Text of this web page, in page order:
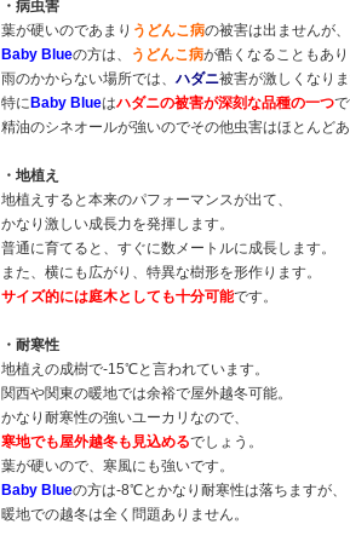
・病虫害
葉が硬いのであまり うどんこ病の被害は出ませんが、
Baby Blueの方は、 うどんこ病が酷くなることもあり
雨のかからない場所では、ハダニ被害が激しくなりま
特に Baby Blueはハダニの被害が深刻な品種の一つで
精油のシネオールが強いのでその他虫害はほとんどあ
・地植え
地植えすると本来のパフォーマンスが出て、
かなり激しい成長力を発揮します。
普通に育てると、すぐに数メートルに成長します。
また、横にも広がり、特異な樹形を形作ります。
サイズ的には庭木としても十分可能です。
・耐寒性
地植えの成樹で-15℃と言われています。
関西や関東の暖地では余裕で屋外越冬可能。
かなり耐寒性の強いユーカリなので、
寒地でも屋外越冬も見込めるでしょう。
葉が硬いので、寒風にも強いです。
Baby Blueの方は-8℃とかなり耐寒性は落ちますが、
暖地での越冬は全く問題ありません。